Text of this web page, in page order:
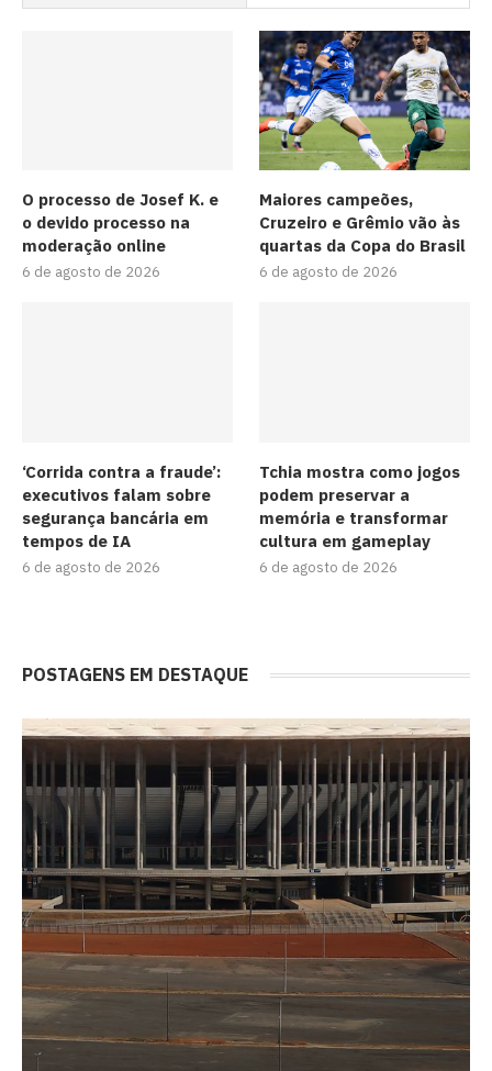
O processo de Josef K. e
o devido processo na
moderação online
6 de agosto de 2026
Maiores campeões,
Cruzeiro e Grêmio vão às
quartas da Copa do Brasil
6 de agosto de 2026
‘Corrida contra a fraude’:
executivos falam sobre
segurança bancária em
tempos de IA
6 de agosto de 2026
Tchia mostra como jogos
podem preservar a
memória e transformar
cultura em gameplay
6 de agosto de 2026
POSTAGENS EM DESTAQUE